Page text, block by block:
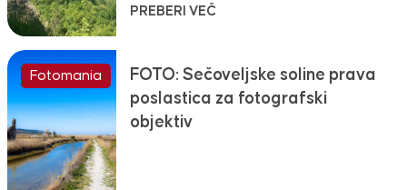
PREBERI VEČ
Fotomania
FOTO: Sečoveljske soline prava
poslastica za fotografski
objektiv